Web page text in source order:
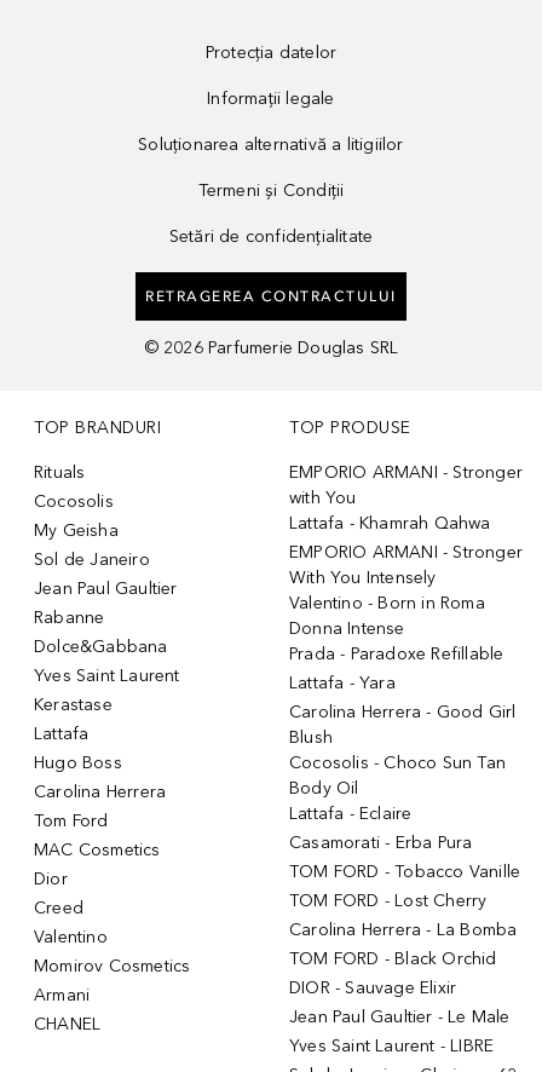
Protecția datelor
Informații legale
Soluționarea alternativă a litigiilor
Termeni și Condiții
Setări de confidențialitate
RETRAGEREA CONTRACTULUI
© 2026 Parfumerie Douglas SRL
TOP BRANDURI
Rituals
Cocosolis
My Geisha
Sol de Janeiro
Jean Paul Gaultier
Rabanne
Dolce&Gabbana
Yves Saint Laurent
Kerastase
Lattafa
Hugo Boss
Carolina Herrera
Tom Ford
MAC Cosmetics
Dior
Creed
Valentino
Momirov Cosmetics
Armani
CHANEL
TOP PRODUSE
EMPORIO ARMANI - Stronger
with You
Lattafa - Khamrah Qahwa
EMPORIO ARMANI - Stronger
With You Intensely
Valentino - Born in Roma
Donna Intense
Prada - Paradoxe Refillable
Lattafa - Yara
Carolina Herrera - Good Girl
Blush
Cocosolis - Choco Sun Tan
Body Oil
Lattafa - Eclaire
Casamorati - Erba Pura
TOM FORD - Tobacco Vanille
TOM FORD - Lost Cherry
Carolina Herrera - La Bomba
TOM FORD - Black Orchid
DIOR - Sauvage Elixir
Jean Paul Gaultier - Le Male
Yves Saint Laurent - LIBRE